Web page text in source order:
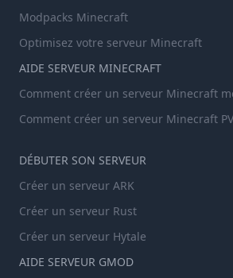
Modpacks Minecraft
Optimisez votre serveur Minecraft
AIDE SERVEUR MINECRAFT
Comment créer un serveur Minecraft
Comment créer un serveur Minecraft
DÉBUTER SON SERVEUR
Créer un serveur ARK
Créer un serveur Rust
Créer un serveur Hytale
AIDE SERVEUR GMOD